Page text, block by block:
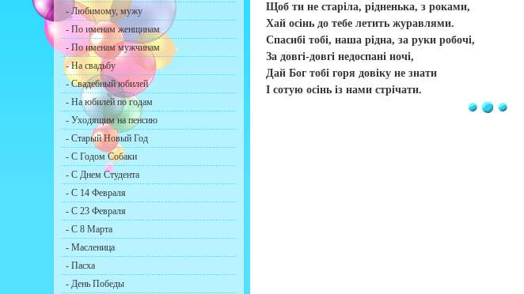
- Любимому, мужу
- По именам женщинам
- По именам мужчинам
- На свадьбу
- Свадебный юбилей
- На юбилей по годам
- Уходящим на пенсию
- Старый Новый Год
- С Годом Собаки
- С Днем Студента
- С 14 Февраля
- С 23 Февраля
- С 8 Марта
- Масленица
- Пасха
- День Победы
Щоб ти не старіла, рідненька, з роками,
Хай осінь до тебе летить журавлями.
Спасибі тобі, наша рідна, за руки робочі,
За довгі-довгі недоспані ночі,
Дай Бог тобі горя довіку не знати
І сотую осінь із нами стрічати.